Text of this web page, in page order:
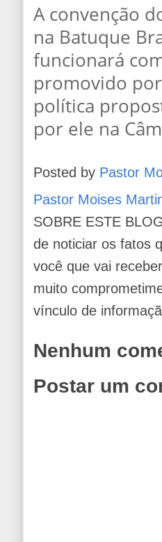
A convenção
na Batuque
funcionará
promovido
política
por ele na
Posted by Pastor
Pastor Moises
SOBRE ESTE
de noticiar os fatos
você que vai
muito
vínculo de
Nenhum
Postar um